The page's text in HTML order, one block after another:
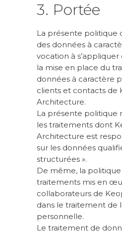
3. Portée
La présente politique
des données à
vocation à
la mise en place du
données à caractère
clients et contacts de
Architecture.
La présente politique
les traitements dont
Architecture est
sur les données
structurées ».
De même, la politique
traitements mis en
collaborateurs de
dans le traitement de
personnelle.
Le traitement de